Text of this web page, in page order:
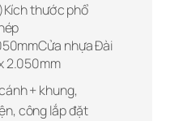
thước phổ
nhựa Đài
2.050mm
+ khung,
công lắp đặt